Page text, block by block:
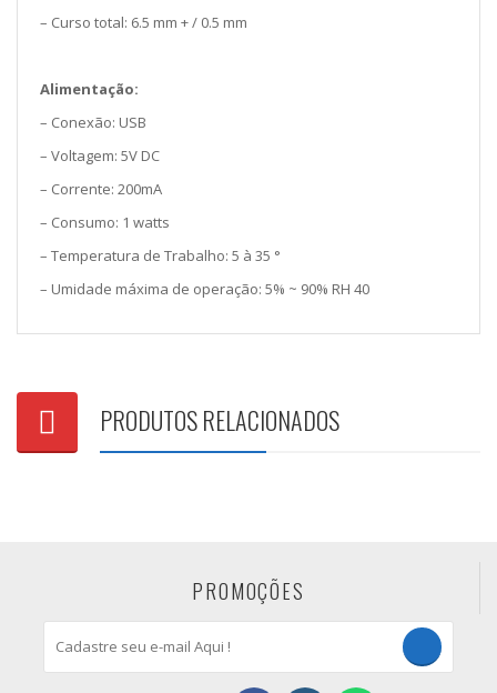
– Curso total: 6.5 mm + / 0.5 mm
Alimentação:
– Conexão: USB
– Voltagem: 5V DC
– Corrente: 200mA
– Consumo: 1 watts
– Temperatura de Trabalho: 5 à 35 °
– Umidade máxima de operação: 5% ~ 90% RH 40
PRODUTOS RELACIONADOS
PROMOÇÕES